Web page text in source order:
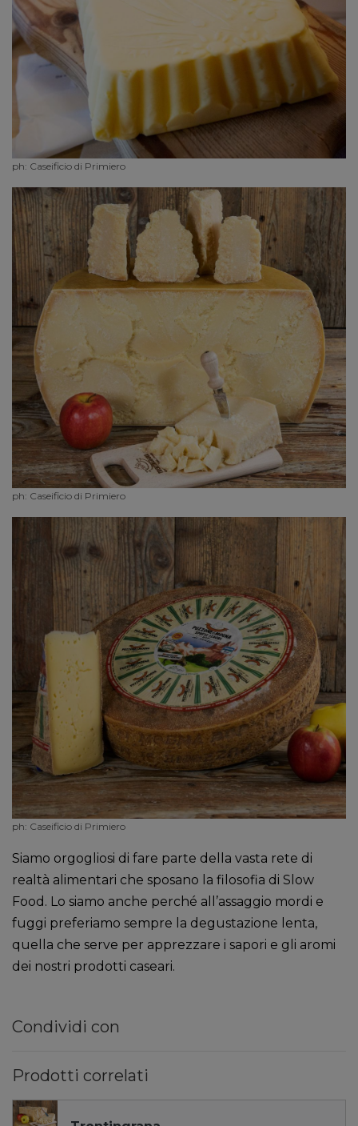
ph: Caseificio di Primiero
ph: Caseificio di Primiero
ph: Caseificio di Primiero
Siamo orgogliosi di fare parte della vasta rete di
realtà alimentari che sposano la filosofia di Slow
Food. Lo siamo anche perché all’assaggio mordi e
fuggi preferiamo sempre la degustazione lenta,
quella che serve per apprezzare i sapori e gli aromi
dei nostri prodotti caseari.
Condividi con
Prodotti correlati